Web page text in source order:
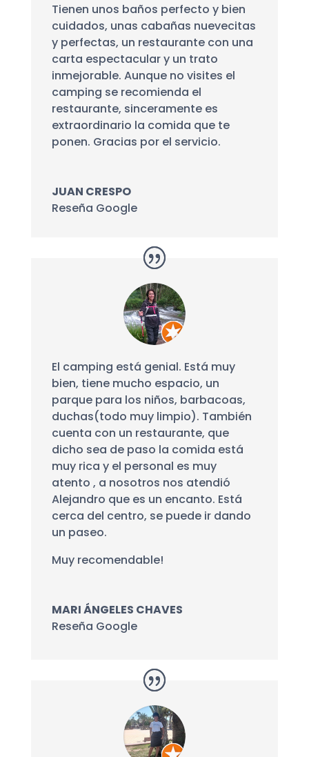
Tienen unos baños perfecto y bien
cuidados, unas cabañas nuevecitas
y perfectas, un restaurante con una
carta espectacular y un trato
inmejorable. Aunque no visites el
camping se recomienda el
restaurante, sinceramente es
extraordinario la comida que te
ponen. Gracias por el servicio.
JUAN CRESPO
Reseña Google
El camping está genial. Está muy
bien, tiene mucho espacio, un
parque para los niños, barbacoas,
duchas(todo muy limpio). También
cuenta con un restaurante, que
dicho sea de paso la comida está
muy rica y el personal es muy
atento , a nosotros nos atendió
Alejandro que es un encanto. Está
cerca del centro, se puede ir dando
un paseo.
Muy recomendable!
MARI ÁNGELES CHAVES
Reseña Google